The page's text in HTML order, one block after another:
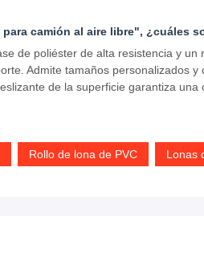
camión al aire libre", ¿cuáles
de poliéster de alta resistencia y
Admite tamaños personalizados
de la superficie garantiza
Rollo de lona de PVC Lonas